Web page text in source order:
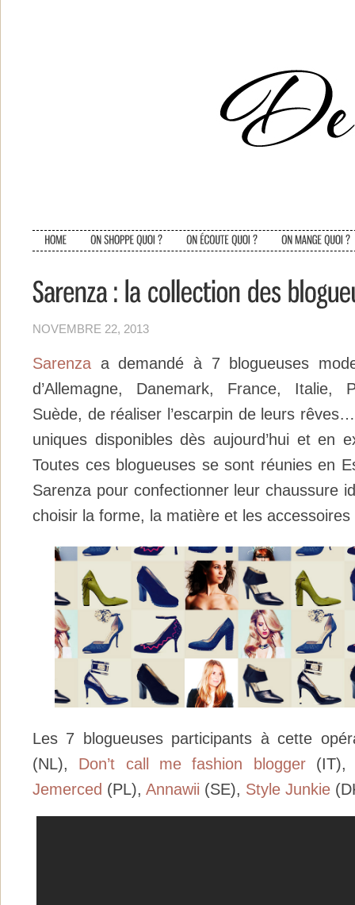
NOVEMBRE 22, 2013
Sarenza a demandé à 7 blogueuses
d’Allemagne, Danemark, France, Italie,
Suède, de réaliser l’escarpin de leurs
uniques disponibles dès aujourd’hui et en
Toutes ces blogueuses se sont réunies en
Sarenza pour confectionner leur chaussure
choisir la forme, la matière et les accessoires
Les 7 blogueuses participants à cette
(NL), Don’t call me fashion blogger
Jemerced (PL), Annawii (SE), Style Junkie